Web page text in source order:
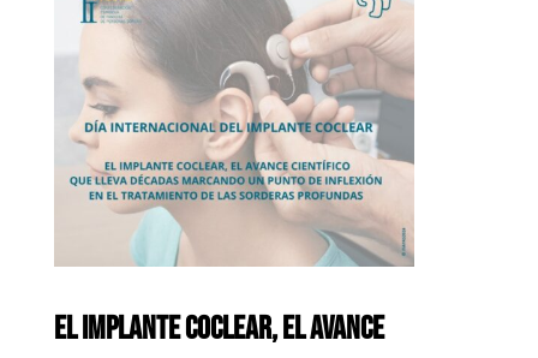
EL IMPLANTE COCLEAR, EL AVANCE